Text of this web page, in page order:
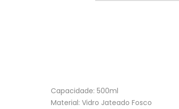
Capacidade: 500ml
Material: Vidro Jateado Fosco